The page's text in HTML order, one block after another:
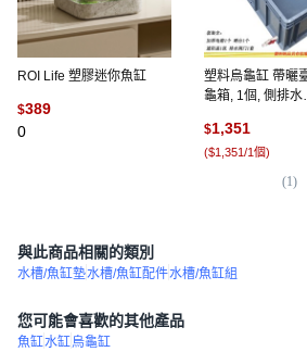
ROI Life 塑膠迷你魚缸
$389
0
塑料烏龜缸 帶曬
龜箱, 1個, 側排水
$1,351
($1,351/1個)
(1)
與此商品相關的類別
水槽/魚缸墊水槽/魚缸配件水槽/魚缸組
您可能會喜歡的其他產品
魚缸水缸烏龜缸